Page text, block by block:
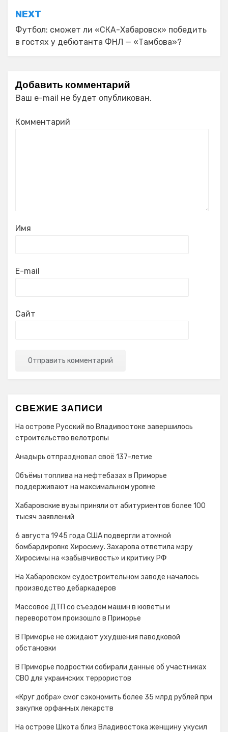
NEXT
Футбол: сможет ли «СКА-Хабаровск» победить
в гостях у дебютанта ФНЛ — «Тамбова»?
Добавить комментарий
Ваш e-mail не будет опубликован.
Комментарий
Имя
E-mail
Сайт
СВЕЖИЕ ЗАПИСИ
На острове Русский во Владивостоке завершилось
строительство велотропы
Анадырь отпраздновал своё 137-летие
Объёмы топлива на нефтебазах в Приморье
поддерживают на максимальном уровне
Хабаровские вузы приняли от абитуриентов более 100
тысяч заявлений
6 августа 1945 года США подвергли атомной
бомбардировке Хиросиму. Захарова ответила мэру
Хиросимы на «забывчивость» и критику РФ
На Хабаровском судостроительном заводе началось
производство дебаркадеров
Массовое ДТП со съездом машин в кюветы и
переворотом произошло в Приморье
В Приморье не ожидают ухудшения паводковой
обстановки
В Приморье подростки собирали данные об участниках
СВО для украинских террористов
«Круг добра» смог сэкономить более 35 млрд рублей при
закупке орфанных лекарств
На острове Шкота близ Владивостока женщину укусил